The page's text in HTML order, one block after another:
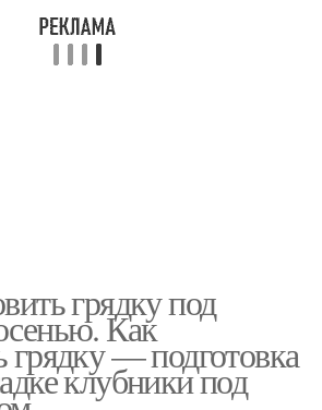
грядку под
Как
грядку — подготовка
клубники под